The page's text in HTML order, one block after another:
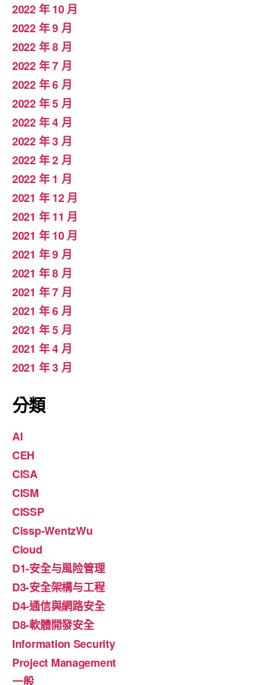
2022 年 10 月
2022 年 9 月
2022 年 8 月
2022 年 7 月
2022 年 6 月
2022 年 5 月
2022 年 4 月
2022 年 3 月
2022 年 2 月
2022 年 1 月
2021 年 12 月
2021 年 11 月
2021 年 10 月
2021 年 9 月
2021 年 8 月
2021 年 7 月
2021 年 6 月
2021 年 5 月
2021 年 4 月
2021 年 3 月
分類
AI
CEH
CISA
CISM
CISSP
Cissp-WentzWu
Cloud
D1-安全与風险管理
D3-安全架構与工程
D4-通信與網路安全
D8-軟體開發安全
Information Security
Project Management
一般